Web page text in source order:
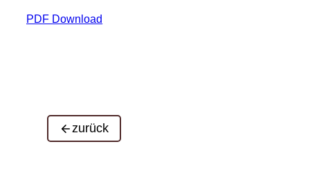
PDF Download
zurück